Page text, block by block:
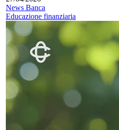
News Banca
Educazione finanziaria